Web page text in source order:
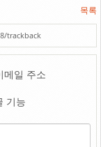
목록
trackback
메일 주소
기능